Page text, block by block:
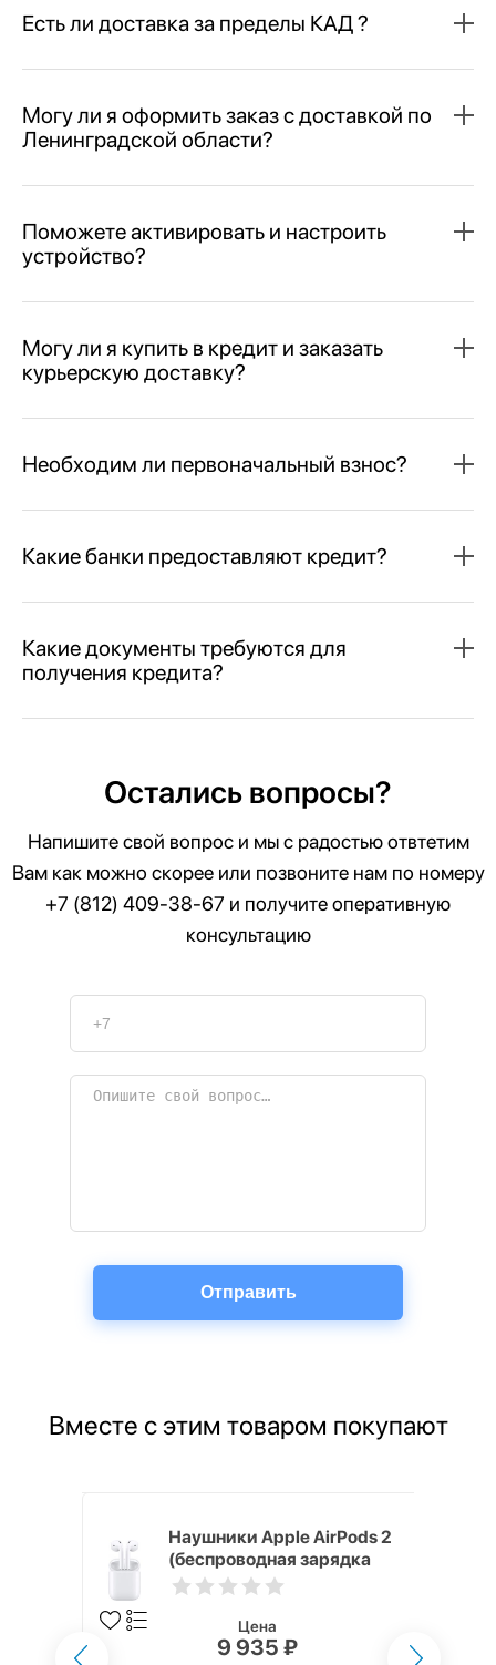
Есть ли доставка за пределы КАД ?
Могу ли я оформить заказ с доставкой по
Ленинградской области?
Поможете активировать и настроить
устройство?
Могу ли я купить в кредит и заказать
курьерскую доставку?
Необходим ли первоначальный взнос?
Какие банки предоставляют кредит?
Какие документы требуются для
получения кредита?
Остались вопросы?
Напишите свой вопрос и мы с радостью отвтетим
Вам как можно скорее или позвоните нам по номеру
+7 (812) 409-38-67 и получите оперативную
консультацию
Вместе с этим товаром покупают
Наушники Apple AirPods 2
(беспроводная зарядка
кейса)
Цена
9 935 ₽